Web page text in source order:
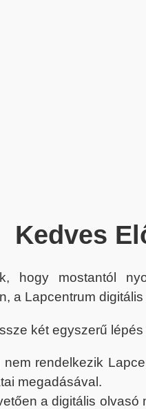
Kedves
hogy mostantól
a Lapcentrum
két egyszerű
rendelkezik
megadásával.
a digitális